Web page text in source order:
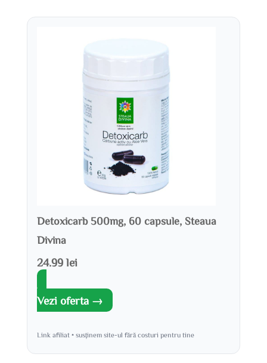
Detoxicarb 500mg, 60 capsule, Steaua
Divina
24.99 lei
Vezi oferta →
Link afiliat • susținem site-ul fără costuri pentru tine